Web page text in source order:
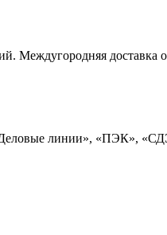
Междугородняя доставка
линии», «ПЭК»,